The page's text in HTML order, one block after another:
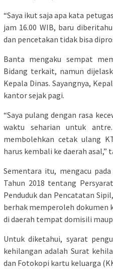
“Saya ikut saja apa kata
jam 16.00 WIB, baru
dan pencetakan tidak bisa
Banta mengaku sempat
Bidang terkait, namun
Kepala Dinas. Sayangnya,
kantor sejak pagi.
“Saya pulang dengan rasa
waktu seharian untuk
membolehkan cetak ulang
harus kembali ke daerah asal,”
Sementara itu, mengacu
Tahun 2018 tentang
Penduduk dan Pencatatan
berhak memperoleh dokumen
di daerah tempat domisili
Untuk diketahui, syarat
kehilangan adalah Surat
dan Fotokopi kartu keluarga